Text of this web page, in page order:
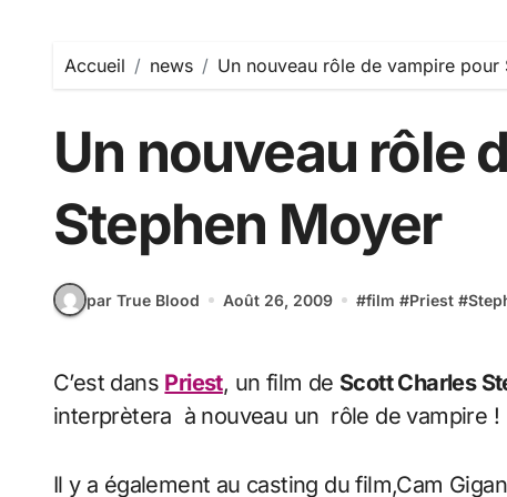
Accueil news Un nouveau rôle de vampire pour
Un nouveau rôle
Stephen Moyer
par True Blood Août 26, 2009 #film #Priest #
C’est dans Priest, un film de Scott Charles
interprètera à nouveau un rôle de vampire !
Il y a également au casting du film,Cam